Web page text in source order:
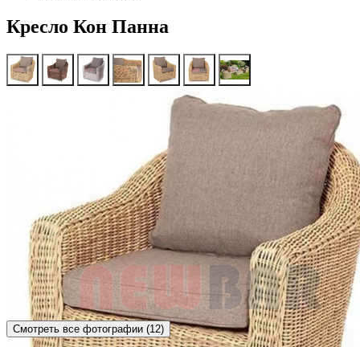
Кресло Кон Панна
Смотреть все фотографии (12)